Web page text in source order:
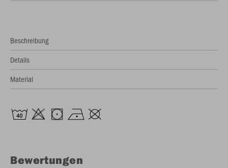
Beschreibung
Details
Material
Bewertungen